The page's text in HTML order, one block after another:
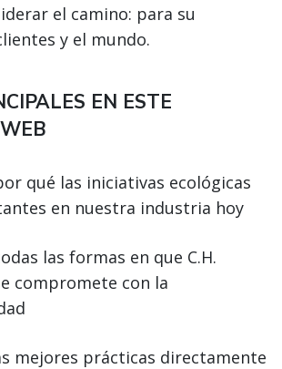
el camino: para su
y el mundo.
EN ESTE
qué las iniciativas ecológicas
en nuestra industria hoy
las formas en que C.H.
compromete con la
mejores prácticas directamente